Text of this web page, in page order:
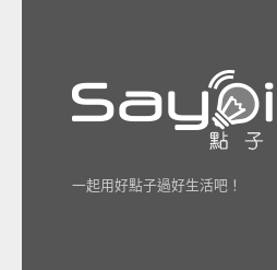
一起用好點子過好生活吧！